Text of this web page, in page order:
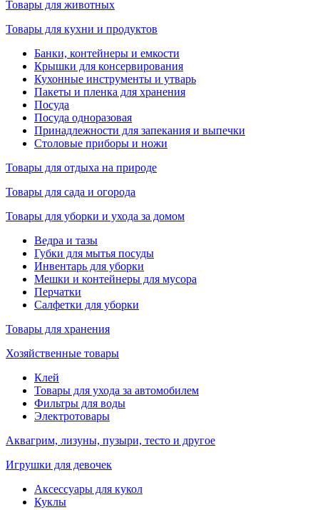
Товары для животных
Товары для кухни и продуктов
Банки, контейнеры и емкости
Крышки для консервирования
Кухонные инструменты и утварь
Пакеты и пленка для хранения
Посуда
Посуда одноразовая
Принадлежности для запекания и выпечки
Столовые приборы и ножи
Товары для отдыха на природе
Товары для сада и огорода
Товары для уборки и ухода за домом
Ведра и тазы
Губки для мытья посуды
Инвентарь для уборки
Мешки и контейнеры для мусора
Перчатки
Салфетки для уборки
Товары для хранения
Хозяйственные товары
Клей
Товары для ухода за автомобилем
Фильтры для воды
Электротовары
Аквагрим, лизуны, пузыри, тесто и другое
Игрушки для девочек
Аксессуары для кукол
Куклы